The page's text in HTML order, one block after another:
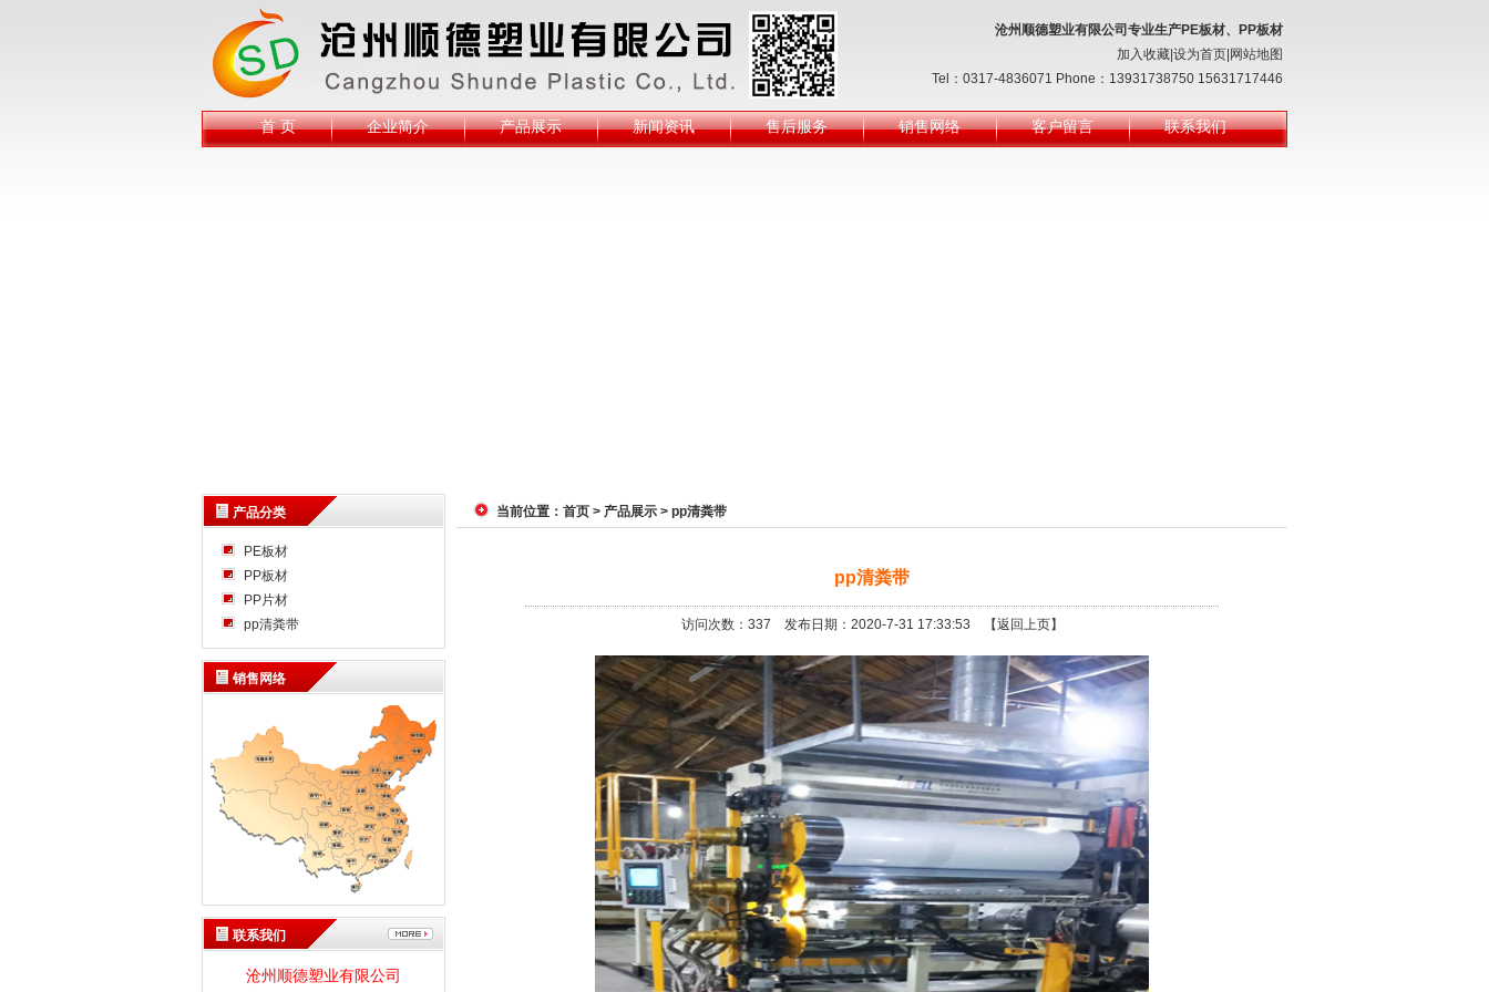
沧州顺德塑业有限公司专业生产PE板材、PP板材
加入收藏|设为首页|网站地图
Tel：0317-4836071 Phone：13931738750 15631717446
首 页 企业简介 产品展示 新闻资讯 售后服务 销售网络 客户留言 联系我们
产品分类
PE板材
PP板材
PP片材
pp清粪带
销售网络
联系我们
沧州顺德塑业有限公司
当前位置： 首页 > 产品展示 > pp清粪带
pp清粪带
访问次数： 337 发布日期：2020-7-31 17:33:53 【返回上页】